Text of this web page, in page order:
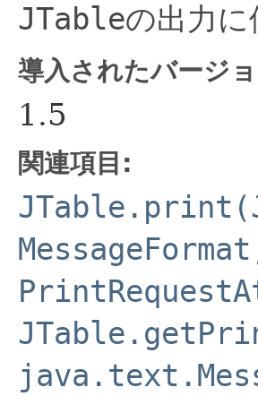
JTableの出力
導入されたバージ
1.5
関連項目: